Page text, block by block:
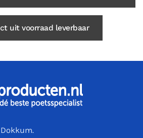
uit voorraad leverbaar
Dokkum.